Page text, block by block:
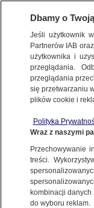
ŚWIAT
Komisji
21.05.2025, 13:57
Posłuchaj
Czyta lektor
Dbamy o
Jeśli użytkownik
Partnerów IAB
użytkownika i
przeglądania.
przeglądania
się przetwarzaniu
plików cookie i
Polityka
Wraz z naszymi
Przechowywanie
treści.
kombinacji
do wyboru reklam.